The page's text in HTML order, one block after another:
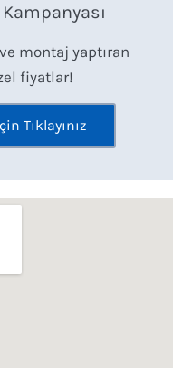
montaj yaptıran
fiyatlar!
Tıklayınız